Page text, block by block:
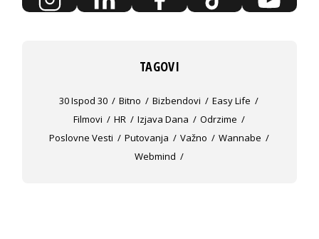
TAGOVI
30 Ispod 30 Bitno Bizbendovi
Easy Life
Filmovi
HR Izjava Dana
Odrzime
Poslovne Vesti
Putovanja Važno
Wannabe
Webmind